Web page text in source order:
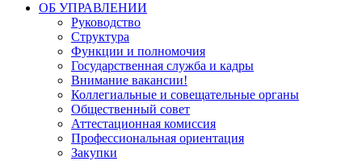
ОБ УПРАВЛЕНИИ
Руководство
Структура
Функции и полномочия
Государственная служба и кадры
Внимание вакансии!
Коллегиальные и совещательные органы
Общественный совет
Аттестационная комиссия
Профессиональная ориентация
Закупки